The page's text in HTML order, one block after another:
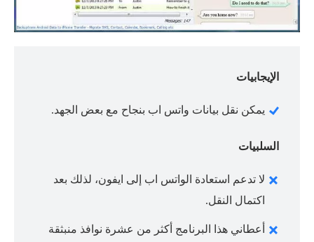
الإيجابيات
يمكن نقل بيانات واتس اب بنجاح مع بعض الجهد.
السلبيات
لا تدعم استعادة الواتس اب إلى ايفون، لذلك بعد
اكتمال النقل.
أعطاني هذا البرنامج أكثر من عشرة نوافذ منبثقة